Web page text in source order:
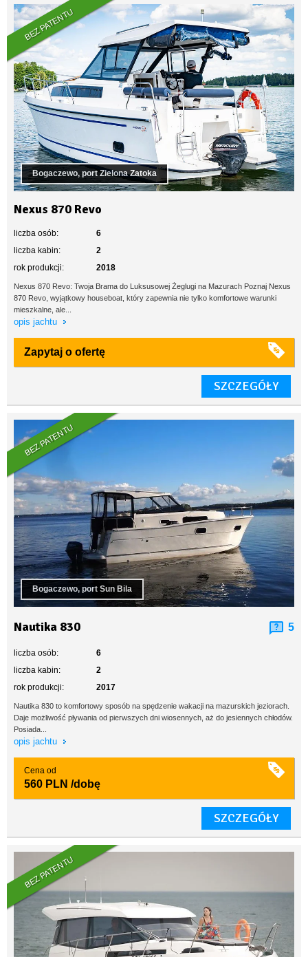
BEZ PATENTU
Bogaczewo, port Zielona Zatoka
Nexus 870 Revo
liczba osób:
6
liczba kabin:
2
rok produkcji:
2018
Nexus 870 Revo: Twoja Brama do Luksusowej Żeglugi na Mazurach Poznaj Nexus
870 Revo, wyjątkowy houseboat, który zapewnia nie tylko komfortowe warunki
mieszkalne, ale...
opis jachtu
Zapytaj o ofertę
SZCZEGÓŁY
BEZ PATENTU
Bogaczewo, port Sun Bila
Nautika 830 5
liczba osób:
6
liczba kabin:
2
rok produkcji:
2017
Nautika 830 to komfortowy sposób na spędzenie wakacji na mazurskich jeziorach.
Daje możliwość pływania od pierwszych dni wiosennych, aż do jesiennych chłodów.
Posiada...
opis jachtu
Cena od
560 PLN /dobę
SZCZEGÓŁY
BEZ PATENTU